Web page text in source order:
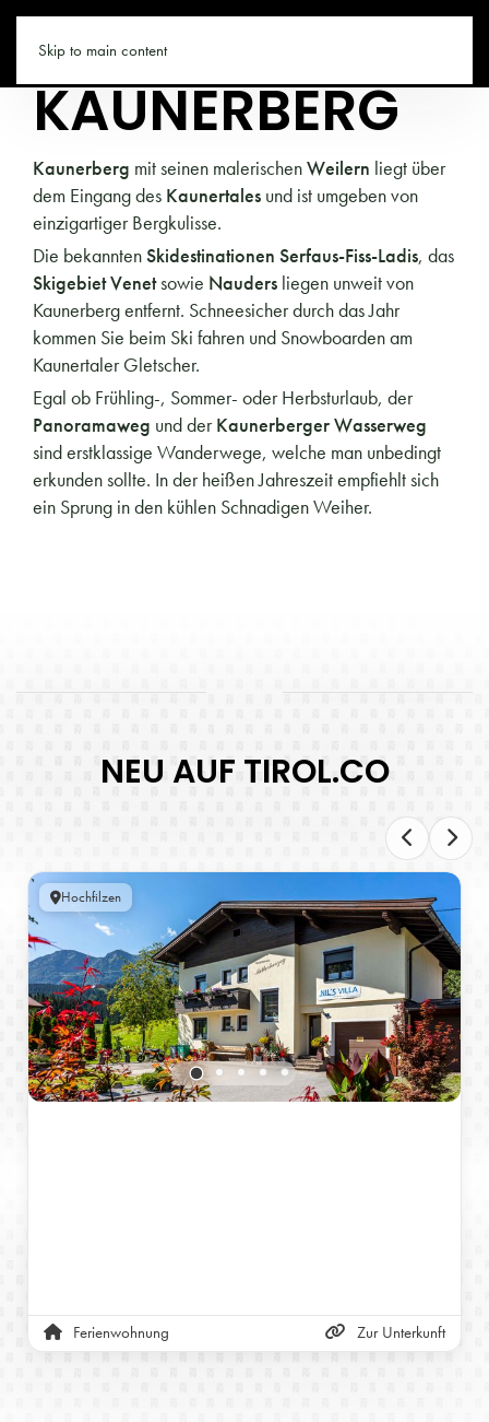
Skip to main content
TIROL.CO
KAUNERBERG
Kaunerberg mit seinen malerischenWeilern liegt über
dem Eingang des Kaunertales und ist umgeben von
einzigartiger Bergkulisse.
Die bekanntenSkidestinationen Serfaus-Fiss-Ladis, das
Skigebiet Venetsowie Nauders liegen unweit von
Kaunerberg entfernt. Schneesicher durch das Jahr
kommen Sie beim Ski fahren und Snowboarden am
Kaunertaler Gletscher.
Egal ob Frühling-, Sommer- oder Herbsturlaub, der
Panoramaweg und derKaunerberger Wasserweg
sind erstklassige Wanderwege, welche man unbedingt
erkunden sollte. In der heißen Jahreszeit empfiehlt sich
ein Sprung in den kühlen Schnadigen Weiher.
NEU AUF TIROL.CO
Hochfilzen
Ferienwohnung Zur Unterkunft